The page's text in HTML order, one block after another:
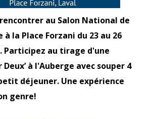
au Salon National de
à la Place Forzani du 23 au 26
Participez au tirage d'une
Deux’ à l'Auberge avec souper 4
déjeuner. Une expérience
genre!